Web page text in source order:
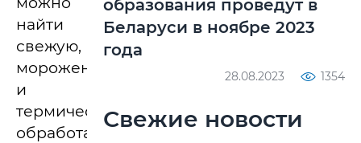
найти
свежую,
мороженую
и
термически
обработанную
образования проведут в
Беларуси в ноябре 2023
года
28.08.2023 1354
Свежие новости